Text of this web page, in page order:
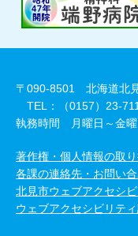
〒090-8501 北海道北
TEL：（0157）23-
執務時間 月曜日～金
著作権・個人情報の取
各課の連絡先・お問い
北見市ウェブアクセシ
ウェブアクセシビリテ